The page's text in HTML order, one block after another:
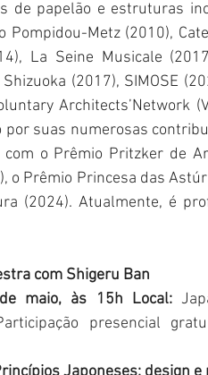
de papelão e estruturas
Pompidou-Metz (2010),
La Seine Musicale
(2017), SIMOSE
Architects’Network
por suas numerosas
o Prêmio Pritzker de
o Prêmio Princesa das
(2024). Atualmente, é
com Shigeru Ban
maio, às 15h Local:
presencial